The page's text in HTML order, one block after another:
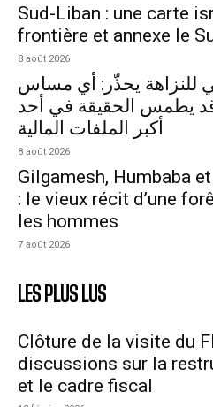
Sud-Liban : une carte
frontière et annexe le
8 août 2026
للنزاهة يحذّر: أي مساس
يطمس الحقيقة في أحد
أكبر الملفات المالية
8 août 2026
Gilgamesh, Humbaba
: le vieux récit d’une
les hommes
7 août 2026
LES PLUS LUS
Clôture de la visite du
discussions sur la
et le cadre fiscal